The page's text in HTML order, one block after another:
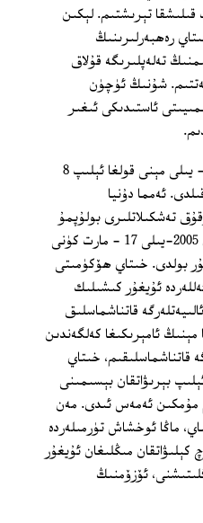
تېرىشتىم. لېكىن
رەھبەرلىرىنىڭ
تەلەپلىرىگە قۇلاق
شۇنىڭ ئۈچۈن
ئاستىدىكى ئىغىر
شۇ سەۋەبتىن خىتاي ھۆكۈمىتى 1999‏- يىلى مېنى قولغا ئېلىپ 8
ئەمما دۇنيا
تەشكىلاتلىرى بولۇپمۇ
ئامېرىكا ھۆكۈمىتىنىڭ بېسىمى بىلەن 2005‏-يىلى 17 ‏- مارت كۈنى
بولدى. خىتاي ھۆكۈمىتى
ئۇيغۇر كىشىلىك
قاتناشماسلىق
مېنىڭ ئامېرىكىغا كەلگەندىن
قاتناشماسلىقىم، خىتاي
بېرىۋاتقان بېسىمىنى
مۇمكىن ئەمەس ئىدى. مەن
ماڭا ئوخشاش تۈرمىلەردە
كېلىۋاتقان مىڭلىغان ئۇيغۇر
ئۆزۆمنىڭ